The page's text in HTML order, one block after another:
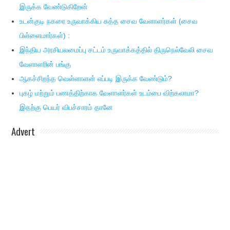
இருக்க வேண்டுகிறேன்
உடன்குடி நகரை உருவாக்கிய சுத்த சைவ வேளாளர்கள் (சைவ
பிள்ளைமார்கள்) :
இந்திய அரசியலமைப்பு சட்டம் உருவாக்கத்தில் திருநெல்வேலி சைவ
வேளாளரின் பங்கு
ஆகச்சிறந்த வெள்ளாளன் எப்படி இருக்க வேண்டும்?
புகழ் மற்றும் பணத்திற்காக வேளாளர்கள் உடம்பை விற்கலாமா?
இதற்கு பெயர் விபச்சாரம் தானே
Advert